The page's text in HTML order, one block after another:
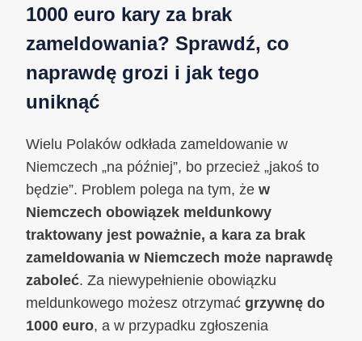
1000 euro kary za brak
zameldowania? Sprawdź, co
naprawdę grozi i jak tego
uniknąć
Wielu Polaków odkłada zameldowanie w
Niemczech „na później”, bo przecież „jakoś to
będzie”. Problem polega na tym, że w
Niemczech obowiązek meldunkowy
traktowany jest poważnie, a kara za brak
zameldowania w Niemczech może naprawdę
zaboleć. Za niewypełnienie obowiązku
meldunkowego możesz otrzymać grzywnę do
1000 euro, a w przypadku zgłoszenia